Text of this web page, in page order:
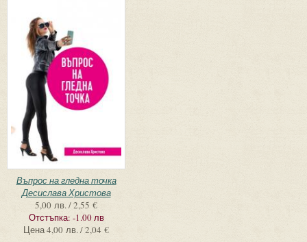
Въпрос на гледна точка
Десислава Христова
5,00 лв. / 2,55 €
Отстъпка: -1.00 лв
Цена4,00 лв. / 2,04 €